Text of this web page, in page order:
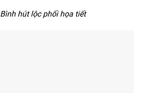
Bình hút lộc phối họa tiết